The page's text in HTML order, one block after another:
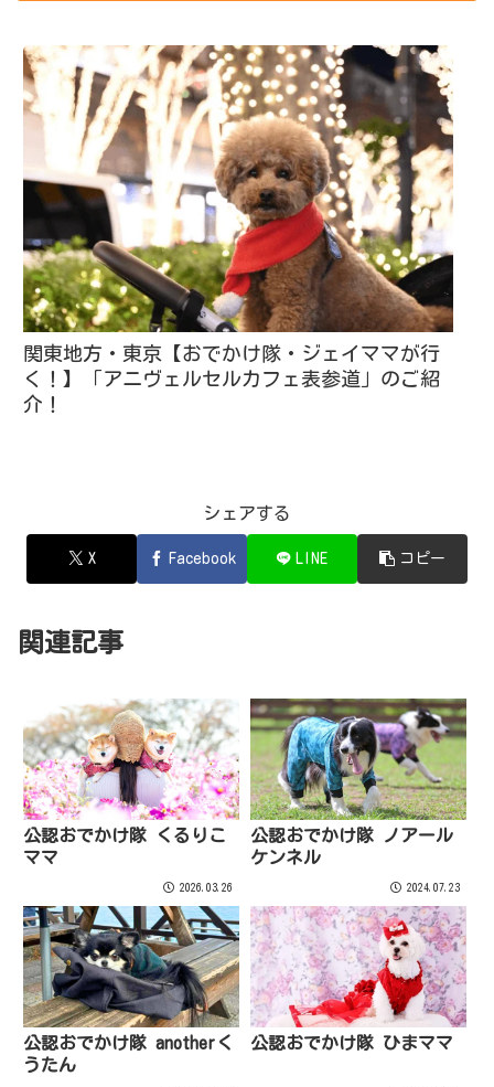
関東地方・東京【おでかけ隊・ジェイママが行
く！】「アニヴェルセルカフェ表参道」のご紹
介！
シェアする
X Facebook LINE コピー
関連記事
公認おでかけ隊 くるりこ
ママ
2026.03.26
公認おでかけ隊 ノアール
ケンネル
2024.07.23
公認おでかけ隊 anotherく
うたん
公認おでかけ隊 ひまママ